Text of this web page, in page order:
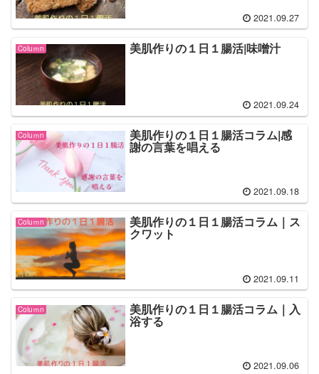
2021.09.27
Coluｍn 美肌作りの１日１腸活|味噌汁
2021.09.24
Coluｍn 美肌作りの１日１腸活コラム|感
謝の言葉を唱える
2021.09.18
Coluｍn 美肌作りの１日１腸活コラム｜ス
クワット
2021.09.11
Coluｍn 美肌作りの１日１腸活コラム｜入
浴する
2021.09.06